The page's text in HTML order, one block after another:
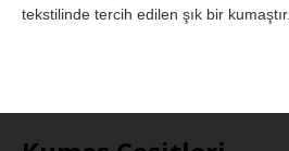
tekstilinde tercih edilen şık bir kumaştır.